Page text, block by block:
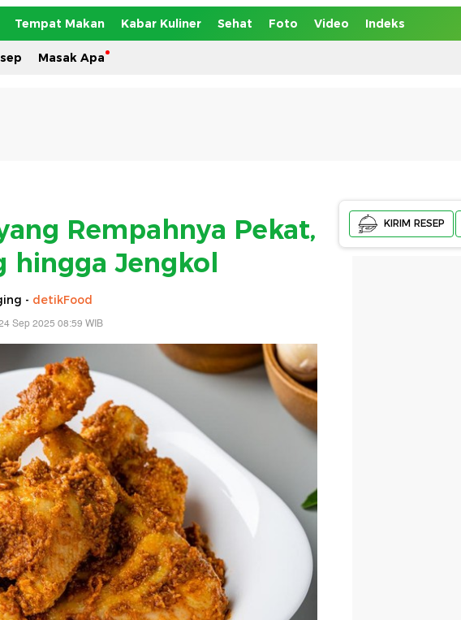
Tempat Makan Kabar Kuliner Sehat Foto Video Indeks
Masak Apa
Rempahnya Pekat,
hingga Jengkol
- detikFood
Sep 2025 08:59 WIB
KIRIM RESEP